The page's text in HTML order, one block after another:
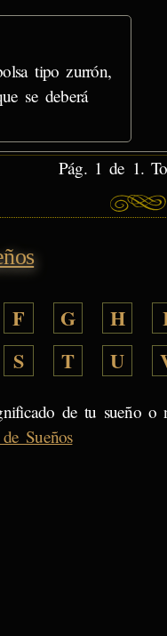
tipo zurrón,
se deberá
Pág. 1 de 1.
F G H
S T U
de tu sueño o
Sueños